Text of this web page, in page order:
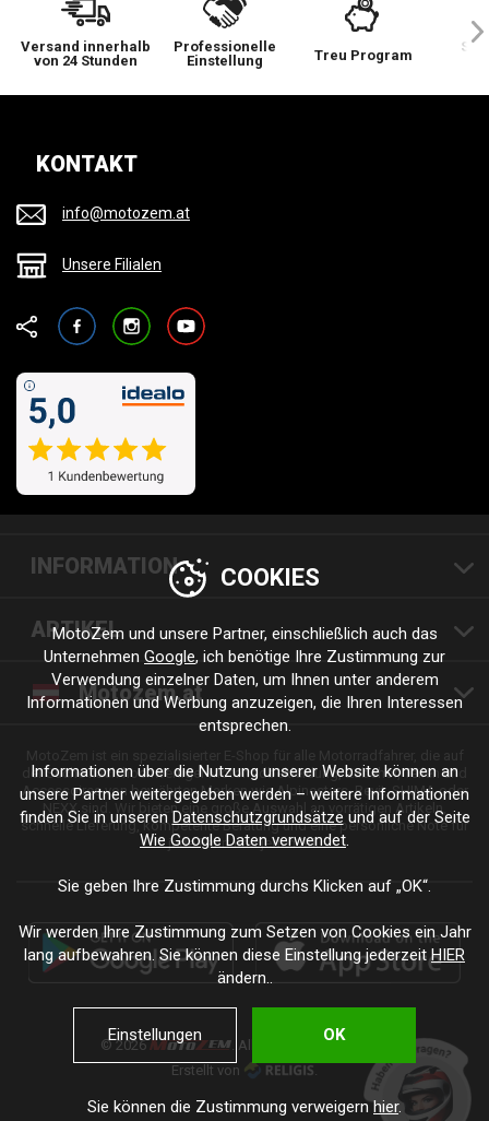
Versand innerhalb
von 24 Stunden
Professionelle
Einstellung
Treu Program
Sie
KONTAKT
info@motozem.at
Unsere Filialen
FacebookInstagramYouTube
INFORMATION
ARTIKEL
Motozem.at
der Suche nach hochwertiger Motorradbekleidung, Zubehör, Teilen und
Accessoires von bewährten Marken wie Alpinestars, Revit, SHIMA oder
NEXX sind. Wir bieten eine große Auswahl an vorrätigen Artikeln,
schnelle Lieferung, kompetente Beratung und eine persönliche Note für
jede Fahrt und jeden Stil.
© 2026
. Alle Rechte vorbehalten.
Erstellt von
.
COOKIES
MotoZem und unsere Partner, einschließlich auch das
Unternehmen Google, ich benötige Ihre Zustimmung zur
Verwendung einzelner Daten, um Ihnen unter anderem
Informationen und Werbung anzuzeigen, die Ihren Interessen
entsprechen.
Informationen über die Nutzung unserer Website können an
unsere Partner weitergegeben werden – weitere Informationen
finden Sie in unseren Datenschutzgrundsätze und auf der Seite
Wie Google Daten verwendet.
Sie geben Ihre Zustimmung durchs Klicken auf „OK“.
Wir werden Ihre Zustimmung zum Setzen von Cookies ein Jahr
lang aufbewahren. Sie können diese Einstellung jederzeitHIER
ändern..
Einstellungen OK
Sie können die Zustimmung verweigernhier.